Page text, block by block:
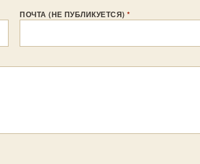
ПОЧТА (НЕ ПУБЛИКУЕТСЯ)*